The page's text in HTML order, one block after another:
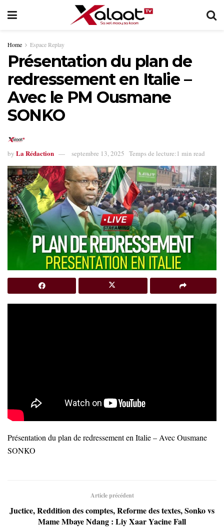
Home Espace Replay
Présentation du plan de
redressement en Italie –
Avec le PM Ousmane
SONKO
by La Rédaction septembre 13, 2025 Temps de lecture:1 min read
Présentation du plan de redressement en Italie – Avec Ousmane
SONKO
Article précédent
Juctice, Reddition des comptes, Reforme des textes, Sonko vs
Mame Mbaye Ndang : Liy Xaar Yacine Fall